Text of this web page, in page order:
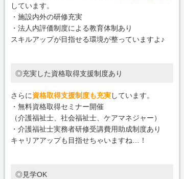
しています。
・施設内外の研修充実
・法人内評価制度による教育体制あり
スキルアップが目指せる環境が整っていますよ♪
◎充実した資格取得支援制度あり
さらに資格取得支援制度も充実しています。
・無料資格取得セミナー開催
（介護福祉士、社会福祉士、ケアマネジャー）
・介護福祉士実務者研修受講費用助成制度あり
キャリアアップも目指せちゃいますね…！
◎見学OK